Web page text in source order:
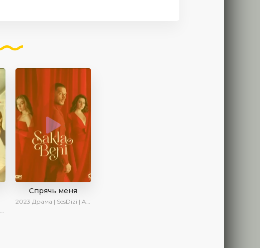
Спрячь меня
2023 Драма | SesDizi | AveTurk | AlisaDirilis | Сериалы 2023